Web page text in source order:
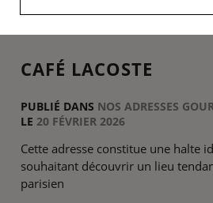
CAFÉ LACOSTE
PUBLIÉ DANS NOS ADRESSES
LE 20 FÉVRIER 2026
Cette adresse constitue une halte
souhaitant découvrir un lieu
parisien